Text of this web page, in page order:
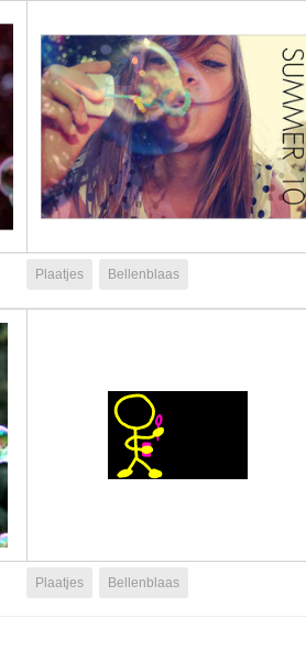
Plaatjes Bellenblaas
Plaatjes Bellenblaas